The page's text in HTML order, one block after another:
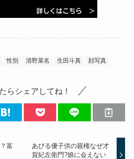
性別 清野菜名 生田斗真 顔写真
らシェアしてね！
富
あびる優子供の親権なぜ才
賀紀左衛門?娘に会えない